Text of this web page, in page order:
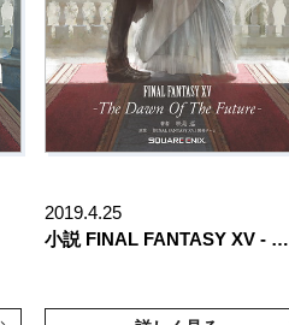
2019.4.25
小説 FINAL FANTASY XV - …